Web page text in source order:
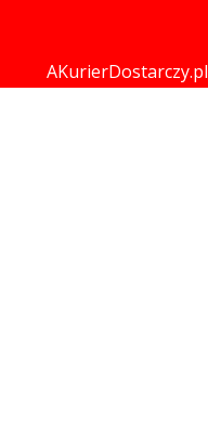
AKurierDostarczy.pl